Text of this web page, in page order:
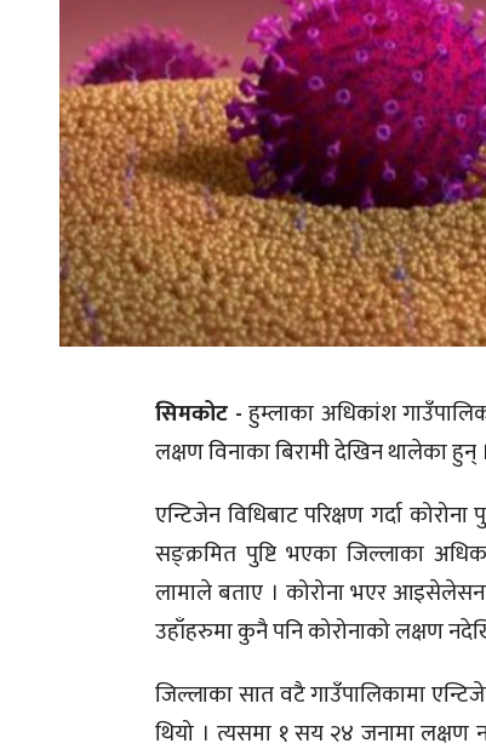
सिमकोट -हुम्लाका अधिकांश
लक्षण विनाका बिरामी देखिन थालेका हुन् ।
एन्टिजेन विधिबाट परिक्षण गर्दा
सङ्क्रमित पुष्टि भएका जिल्लाका
लामाले बताए । कोरोना भएर
उहाँहरुमा कुनै पनि कोरोनाको लक्षण
जिल्लाका सात वटै गाउँपालिकामा
थियो । त्यसमा १ सय २४ जनामा